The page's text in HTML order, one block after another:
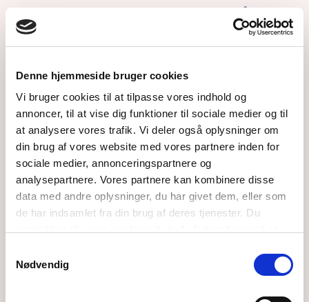
Denne hjemmeside bruger cookies
Vi bruger cookies til at tilpasse vores indhold og
annoncer, til at vise dig funktioner til sociale medier og til
at analysere vores trafik. Vi deler også oplysninger om
din brug af vores website med vores partnere inden for
sociale medier, annonceringspartnere og
analysepartnere. Vores partnere kan kombinere disse
data med andre oplysninger, du har givet dem, eller som
de har indsamlet fra din brug af deres tjenester. Du
Nødvendig
Som medlem af Farmakonomforeningen får du
støtte, netværk og adgang til alt indhold på
farmakonom.dk
Medlemskab
Er du allerede medlem?
Log ind
Bliv en del af et stærkt fællesskab og få adgang til dine
fordele
Overenskomster og lønstatistikker
Fællesskab og fagblad